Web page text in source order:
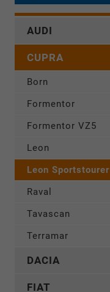
AUDI
CUPRA
Born
Formentor
Formentor VZ5
Leon
Leon Sportstourer
Raval
Tavascan
Terramar
DACIA
FIAT